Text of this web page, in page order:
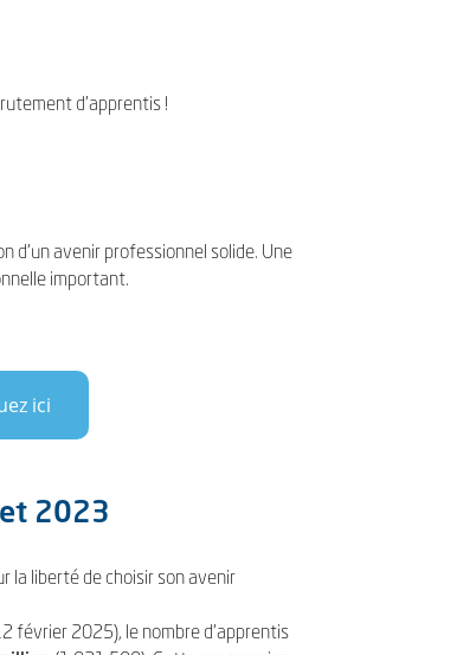
d'apprentis !
d'un avenir professionnel solide. Une
important.
ici
2023
la liberté de choisir son avenir
février 2025), le nombre d’apprentis